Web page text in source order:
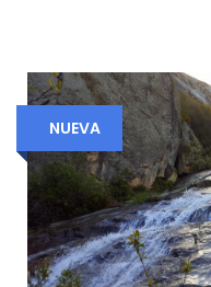
excursiones por la
alrededores más
También se podrá
de inicio.
Método de pago
NUEVA